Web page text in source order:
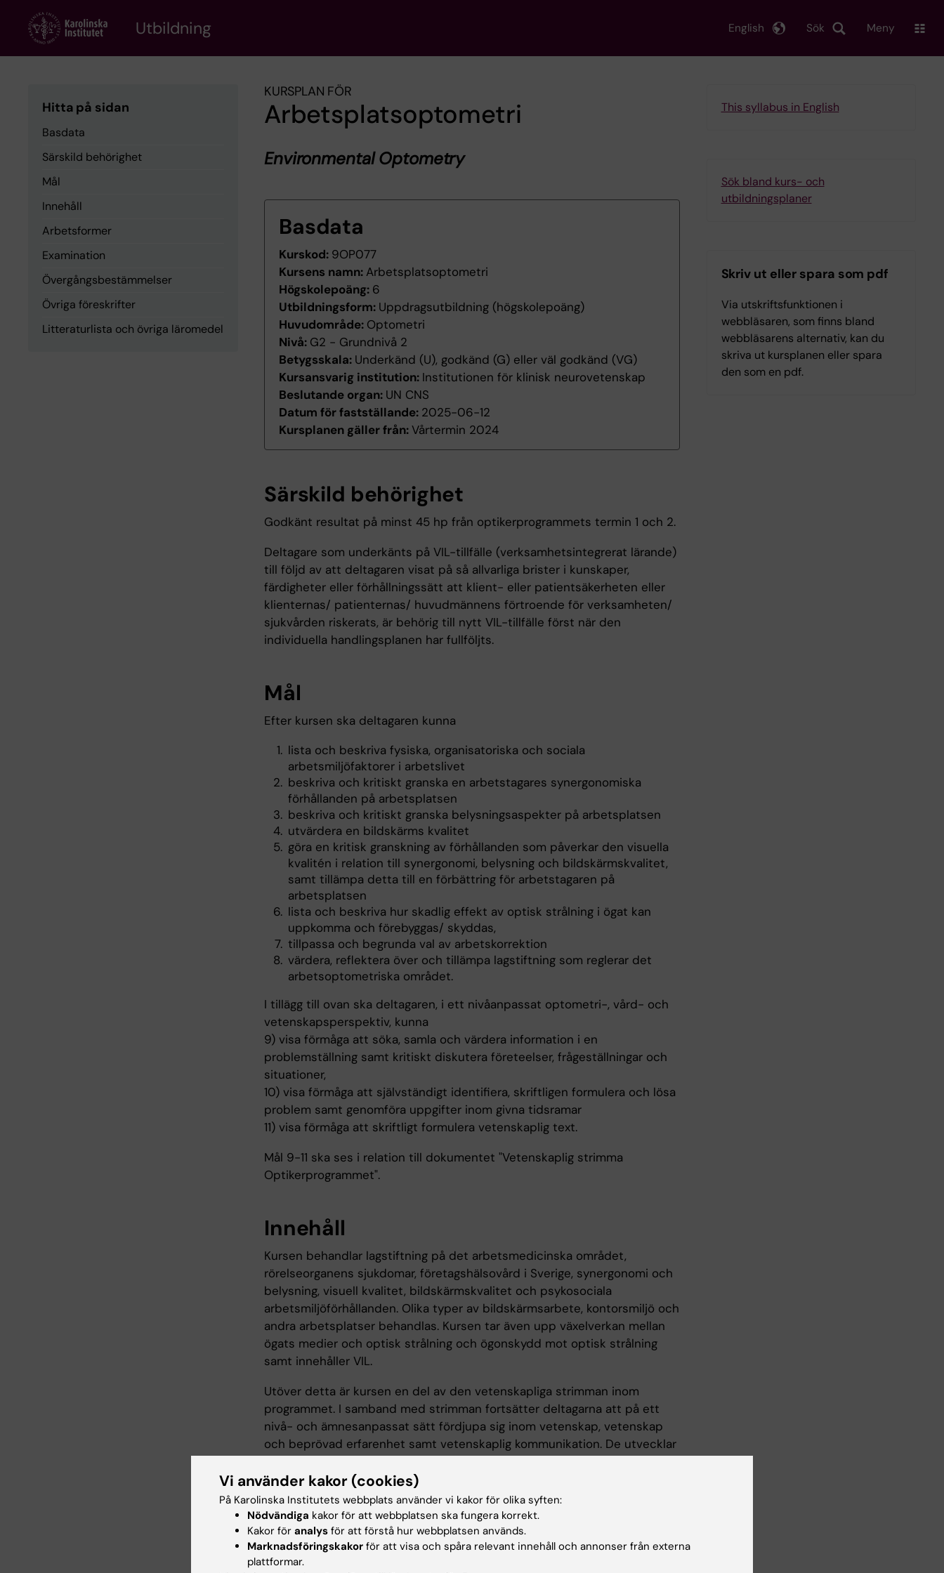
content
Utbildning Sök
English Meny
Hitta på sidan
Basdata
Särskild behörighet
Mål
Innehåll
Arbetsformer
Examination
Övergångsbestämmelser
Övriga föreskrifter
Litteraturlista och övriga läromedel
KURSPLAN FÖR
Arbetsplatsoptometri
Environmental Optometry
Basdata
Kurskod: 9OP077
Kursens namn: Arbetsplatsoptometri
Högskolepoäng: 6
Utbildningsform: Uppdragsutbildning (högskolepoäng)
Huvudområde: Optometri
Nivå: G2 - Grundnivå 2
Betygsskala: Underkänd (U), godkänd (G) eller väl godkänd (VG)
Kursansvarig institution: Institutionen för klinisk neurovetenskap
Beslutande organ: UN CNS
Datum för fastställande: 2025-06-12
Kursplanen gäller från:Vårtermin 2024
Särskild behörighet
Godkänt resultat på minst 45 hp från optikerprogrammets termin 1 och 2.
Deltagare som underkänts på VIL-tillfälle (verksamhetsintegrerat lärande)
till följd av att deltagaren visat på så allvarliga brister i kunskaper,
färdigheter eller förhållningssätt att klient- eller patientsäkerheten eller
klienternas/ patienternas/ huvudmännens förtroende för verksamheten/
sjukvården riskerats, är behörig till nytt VIL-tillfälle först när den
individuella handlingsplanen har fullföljts.
Mål
Efter kursen ska deltagaren kunna
lista och beskriva fysiska, organisatoriska och sociala
arbetsmiljöfaktorer i arbetslivet
beskriva och kritiskt granska en arbetstagares synergonomiska
förhållanden på arbetsplatsen
beskriva och kritiskt granska belysningsaspekter på arbetsplatsen
utvärdera en bildskärms kvalitet
göra en kritisk granskning av förhållanden som påverkar den visuella
kvalitén i relation till synergonomi, belysning och bildskärmskvalitet,
samt tillämpa detta till en förbättring för arbetstagaren på
arbetsplatsen
lista och beskriva hur skadlig effekt av optisk strålning i ögat kan
uppkomma och förebyggas/ skyddas,
tillpassa och begrunda val av arbetskorrektion
värdera, reflektera över och tillämpa lagstiftning som reglerar det
arbetsoptometriska området.
I tillägg till ovan ska deltagaren, i ett nivåanpassat optometri-, vård- och
vetenskapsperspektiv, kunna
9) visa förmåga att söka, samla och värdera information i en
problemställning samt kritiskt diskutera företeelser, frågeställningar och
situationer,
10) visa förmåga att självständigt identifiera, skriftligen formulera och lösa
problem samt genomföra uppgifter inom givna tidsramar
11) visa förmåga att skriftligt formulera vetenskaplig text.
Mål 9-11 ska ses i relation till dokumentet "Vetenskaplig strimma
Optikerprogrammet".
Innehåll
Kursen behandlar lagstiftning på det arbetsmedicinska området,
rörelseorganens sjukdomar, företagshälsovård i Sverige, synergonomi och
belysning, visuell kvalitet, bildskärmskvalitet och psykosociala
arbetsmiljöförhållanden. Olika typer av bildskärmsarbete, kontorsmiljö och
andra arbetsplatser behandlas. Kursen tar även upp växelverkan mellan
ögats medier och optisk strålning och ögonskydd mot optisk strålning
samt innehåller VIL.
Utöver detta är kursen en del av den vetenskapliga strimman inom
programmet. I samband med strimman fortsätter deltagarna att på ett
nivå- och ämnesanpassat sätt fördjupa sig inom vetenskap, vetenskap
och beprövad erfarenhet samt vetenskaplig kommunikation. De utvecklar
värderingsförmåga och sitt vetenskapliga tanke- och förhållningssätt i
relation till optometri, arbetsmedicin och ett livslångt lärande. Strimmans
kursindelade lärandefokus och genomförande finns beskrivet i ett
separat dokument.
I kursen inkluderas ett projektarbete som syftar till att värdera, förstå och
This syllabus in English
Sök bland kurs- och
utbildningsplaner
Skriv ut eller spara som pdf
Via utskriftsfunktionen i
webbläsaren, som finns bland
webbläsarens alternativ, kan du
skriva ut kursplanen eller spara
den som en pdf.
Vi använder kakor (cookies)
På Karolinska Institutets webbplats använder vi kakor för olika syften:
Nödvändiga kakor för att webbplatsen ska fungera korrekt.
Kakor för analys för att förstå hur webbplatsen används.
Marknadsföringskakor för att visa och spåra relevant innehåll och annonser från externa
plattformar.